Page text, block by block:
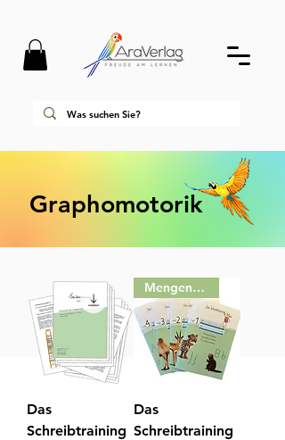
Graphomotorik
Das
Schreibtraining
Mengenrabatt
Das
Schreibtraining